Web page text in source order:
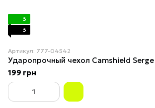
3
3
Артикул: 777-04542
199 грн